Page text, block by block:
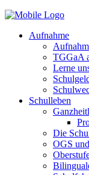
Aufnahme
TGGaA
Lerne
Schulleben
Die
OGS